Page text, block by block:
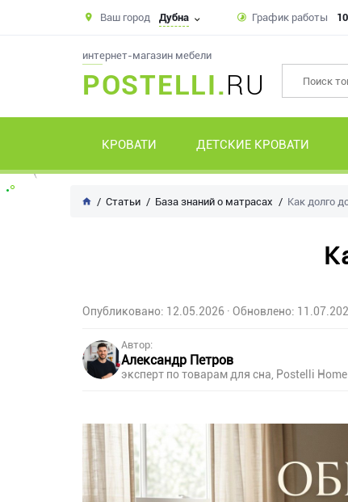
Ваш город Дубна График работы
интернет-магазин мебели
POSTELLI.RU
КРОВАТИ ДЕТСКИЕ КРОВАТИ
Статьи База знаний о матрасах Как долго
Опубликовано: 12.05.2026 · Обновлено:
Автор:
Александр Петров
эксперт по товарам для сна, Postelli Home